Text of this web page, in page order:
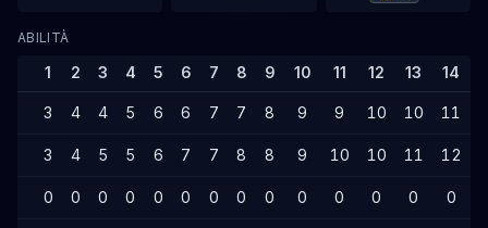
ABILITÀ
1 2 3 4 5 6 7 8 9 10 11 12 13 14
3 4 4 5 6 6 7 7 8 9 9 10 10 11
3 4 5 5 6 7 7 8 8 9 10 10 11 12
0 0 0 0 0 0 0 0 0 0 0 0 0 0